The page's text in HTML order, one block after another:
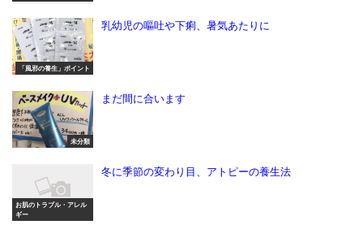
「風邪の養生」ポイント
乳幼児の嘔吐や下痢、暑気あたりに
未分類
まだ間に合います
お肌のトラブル・アレル
ギー
冬に季節の変わり目、アトピーの養生法